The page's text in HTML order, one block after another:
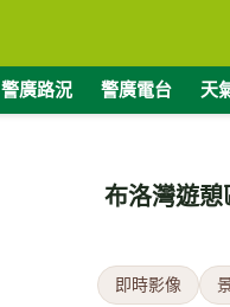
警廣路況 警廣電台 天
布洛灣遊
即時影像